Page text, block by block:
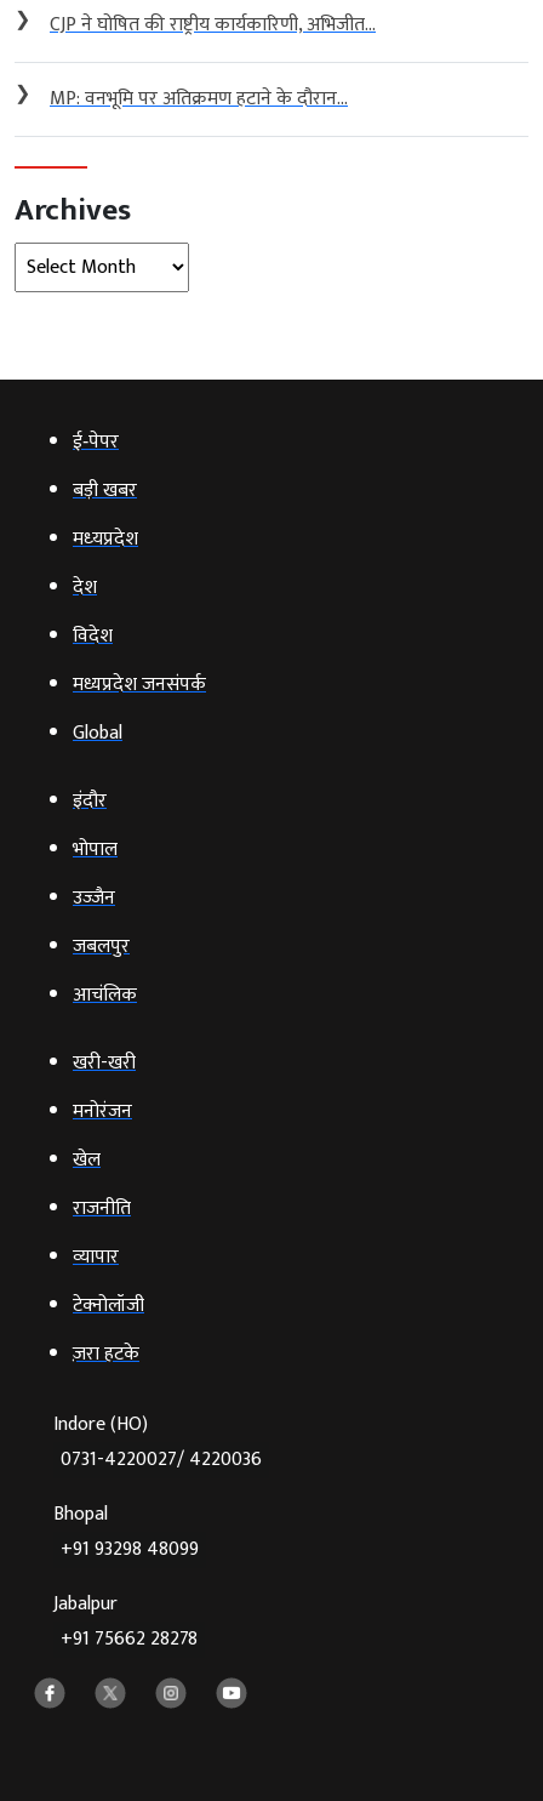
❯ CJP ने घोषित की राष्ट्रीय कार्यकारिणी, अभिजीत...
❯ MP: वनभूमि पर अतिक्रमण हटाने के दौरान...
Archives
Archives
ई‑पेपर
बड़ी खबर
मध्‍यप्रदेश
देश
विदेश
मध्यप्रदेश जनसंपर्क
Global
इंदौर
भोपाल
उज्‍जैन
जबलपुर
आचंलिक
खरी-खरी
मनोरंजन
खेल
राजनीति
व्‍यापार
टेक्‍नोलॉजी
ज़रा हटके
Indore (HO)
0731-4220027/ 4220036
Bhopal
+91 93298 48099
Jabalpur
+91 75662 28278